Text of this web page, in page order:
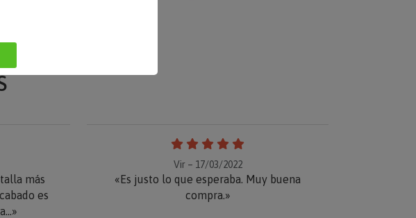
más
es
Vir – 17/03/2022
«Es justo lo que esperaba. Muy buena
compra.»